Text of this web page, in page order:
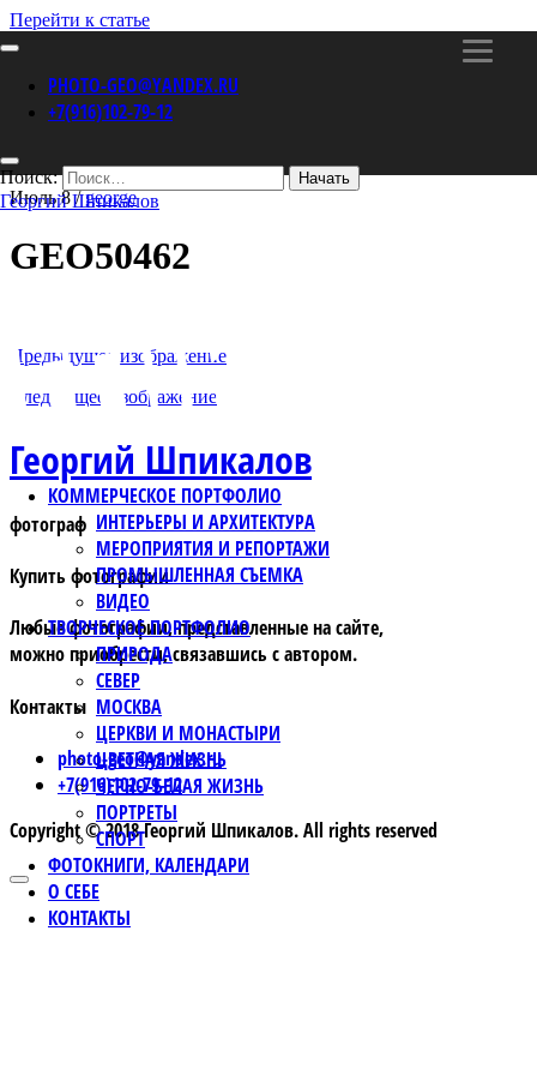
Перейти к статье
PHOTO-GEO@YANDEX.RU
+7(916)102-79-12
Поиск:
Георгий Шпикалов
КОММЕРЧЕСКОЕ ПОРТФОЛИО
ИНТЕРЬЕРЫ И АРХИТЕКТУРА
МЕРОПРИЯТИЯ И РЕПОРТАЖИ
ПРОМЫШЛЕННАЯ СЪЕМКА
ВИДЕО
ТВОРЧЕСКОЕ ПОРТФОЛИО
ПРИРОДА
СЕВЕР
МОСКВА
ЦЕРКВИ И МОНАСТЫРИ
ЦВЕТНАЯ ЖИЗНЬ
ЧЕРНО-БЕЛАЯ ЖИЗНЬ
ПОРТРЕТЫ
СПОРТ
ФОТОКНИГИ, КАЛЕНДАРИ
О СЕБЕ
КОНТАКТЫ
Июль 8 /george
GEO50462
Предыдущее изображение
Следующее изображение
Георгий Шпикалов
фотограф
Купить фотографии
Любые фотографии, представленные на сайте,
можно приобрести, связавшись с автором.
Контакты
photo-geo@yandex.ru
+7(916)102-79-12
Copyright © 2018 Георгий Шпикалов. All rights reserved